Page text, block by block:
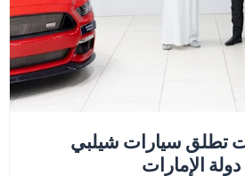
تطلق سيارات شيلبي
الإمارات